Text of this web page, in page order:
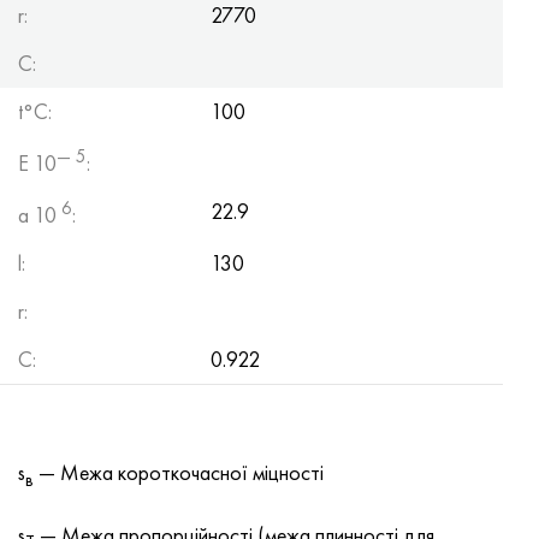
r:
2770
C:
t°С:
100
E 10— 5:
a 10 6:
22.9
l:
130
r:
C:
0.922
sв — Межа короткочасної міцності